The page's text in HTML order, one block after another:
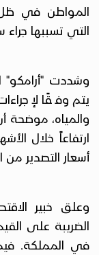
المواطن في ظل
التي تسببها جراء
وشددت "أرامكو"
يتم وفقًا
والمياه، موضحة
ارتفاعاً خلال
أسعار التصدير من
وعلق خبير
الضريبة على
في المملكة.